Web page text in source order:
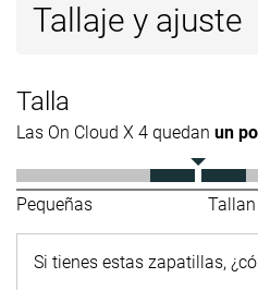
Tallaje y ajuste
Talla
Las On Cloud X 4 quedan un
Pequeñas
Si tienes estas zapatillas,